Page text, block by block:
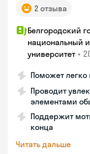
2 отзыва
Белгородский
национальный
университет •
Поможет легко
Проводит
элементами
Поддержит
конца
Читать дальше